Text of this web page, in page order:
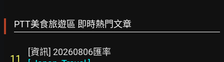
PTT美食旅遊區 即時熱門文章
11
[資訊] 20260806匯率